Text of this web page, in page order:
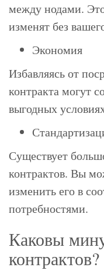
между нодами.
изменят без
Экономия
Избавляясь от
контракта могут
выгодных
Существует
контрактов. Вы
изменить его в
потребностями.
Каковы
контрактов?